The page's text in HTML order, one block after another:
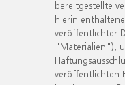
bereitgestellte
hierin
veröffentlichter
"Materialien"),
veröffentlichten